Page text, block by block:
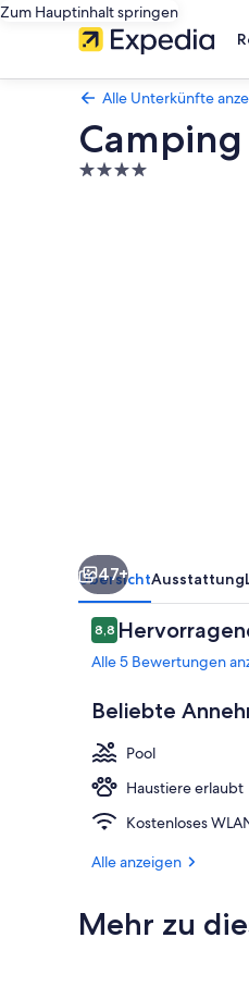
Zum Hauptinhalt springen
Alle Unterkünfte
4.0-
47+
ÜbersichtAusstattung
Bewertungen
8,88,8 von 10.
Alle 5 Bewertungen
Beliebte
Pool
Haustiere erlaubt
Kostenloses
Alle anzeigen
Mehr zu